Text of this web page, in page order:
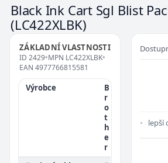
Black Ink Cart Sgl Blist
(LC422XLBK)
ZÁKLADNÍ VLASTNOSTI
ID 2429•MPN LC422XLBK•
EAN 4977766815581
Výrobce
B
r
o
t
h
e
r
lepší